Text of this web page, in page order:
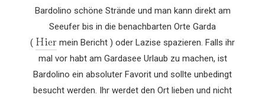
Bardolino schöne Strände und man kann direkt am
Seeufer bis in die benachbarten Orte Garda
( Hier mein Bericht ) oder Lazise spazieren. Falls ihr
mal vor habt am Gardasee Urlaub zu machen, ist
Bardolino ein absoluter Favorit und sollte unbedingt
besucht werden. Ihr werdet den Ort lieben und nicht